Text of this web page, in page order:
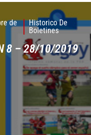
de
Historico De
Boletines
8 – 28/10/2019